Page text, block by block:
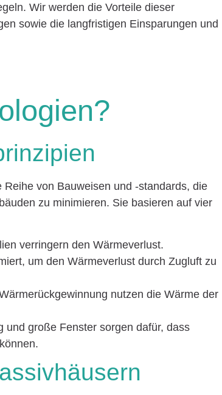
Wir werden die Vorteile dieser
sowie die langfristigen Einsparungen und
von Bauweisen und -standards, die
zu minimieren. Sie basieren auf vier
verringern den Wärmeverlust.
um den Wärmeverlust durch Zugluft zu
nutzen die Wärme der
und große Fenster sorgen dafür, dass